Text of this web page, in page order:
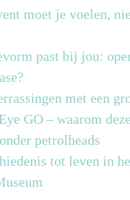
moet je voelen,
past bij jou:
met een
GO – waarom
petrolheads
tot leven in